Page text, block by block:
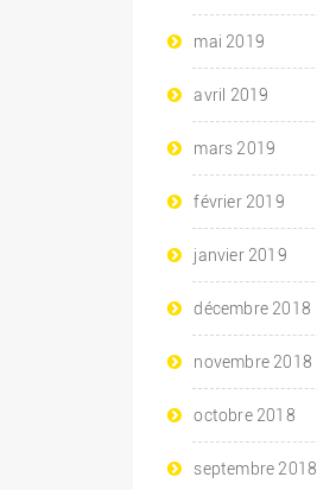
mai 2019
avril 2019
mars 2019
février 2019
janvier 2019
décembre 2018
novembre 2018
octobre 2018
septembre 2018